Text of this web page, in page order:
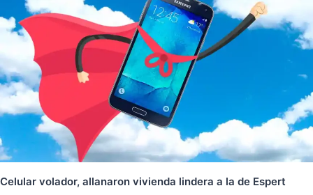
Celular volador, allanaron vivienda lindera a la de Espert